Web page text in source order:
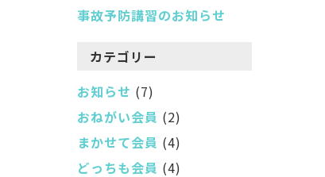
事故予防講習のお知らせ
カテゴリー
お知らせ (7)
おねがい会員 (2)
まかせて会員 (4)
どっちも会員 (4)